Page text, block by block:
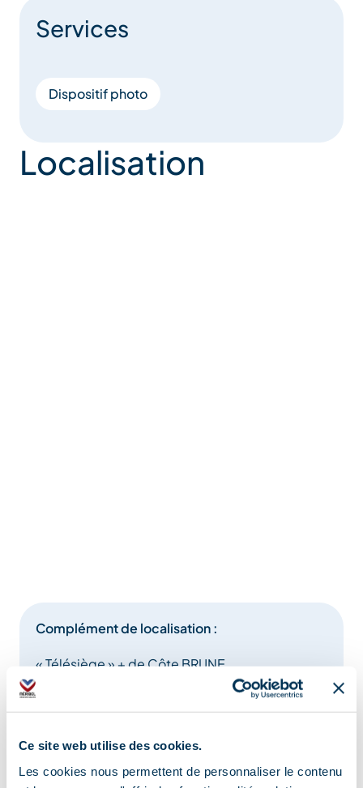
Ce site web utilise des cookies.
Les cookies nous permettent de personnaliser le contenu
Services
Dispositif photo
Localisation
Complément de localisation :
« Télésiège » + de Côte BRUNE